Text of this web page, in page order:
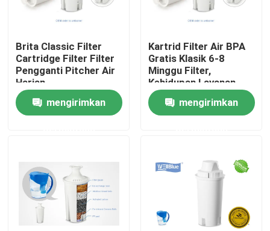
Tentang kita
Kontak
Brita Classic Filter
Cartridge Filter Filter
Pengganti Pitcher Air
Harian
mengirimkan
Kartrid Filter Air BPA
Gratis Klasik 6-8
Minggu Filter,
Kehidupan Layanan
NSF Bersertifikat
mengirimkan